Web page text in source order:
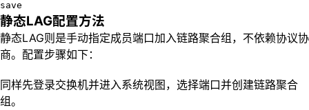
save
静态LAG配置方法
静态LAG则是手动指定成员端口加入链路聚合组，不依赖协议协
商。配置步骤如下：
同样先登录交换机并进入系统视图，选择端口并创建链路聚合
组。